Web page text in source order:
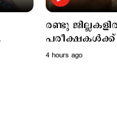
രണ്ടു ജില്ലകളില്‍ നാളെ
അവധി; പരീക്ഷകൾക്ക്
രണ്ടു
പരീക്ഷകൾക്ക്
4 hours ago